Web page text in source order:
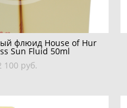
флюид House of Hur
Sun Fluid 50ml
100 pуб.